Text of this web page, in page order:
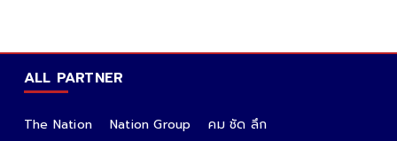
ALL PARTNER
The Nation Nation Group
คม ชัด ลึก